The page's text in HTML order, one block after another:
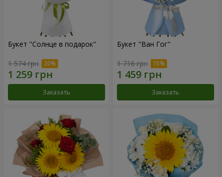
Букет "Солнце в подарок"
1 574 грн
Заказать
Букет "Ван Гог"
1 716 грн
Заказать